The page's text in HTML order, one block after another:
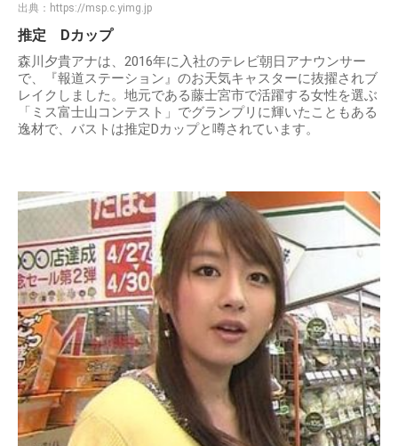
出典： https://msp.c.yimg.jp
推定 Dカップ
森川夕貴アナは、2016年に入社のテレビ朝日アナウンサー
で、『報道ステーション』のお天気キャスターに抜擢されブ
レイクしました。地元である藤士宮市で活躍する女性を選ぶ
「ミス富士山コンテスト」でグランプリに輝いたこともある
逸材で、バストは推定Dカップと噂されています。